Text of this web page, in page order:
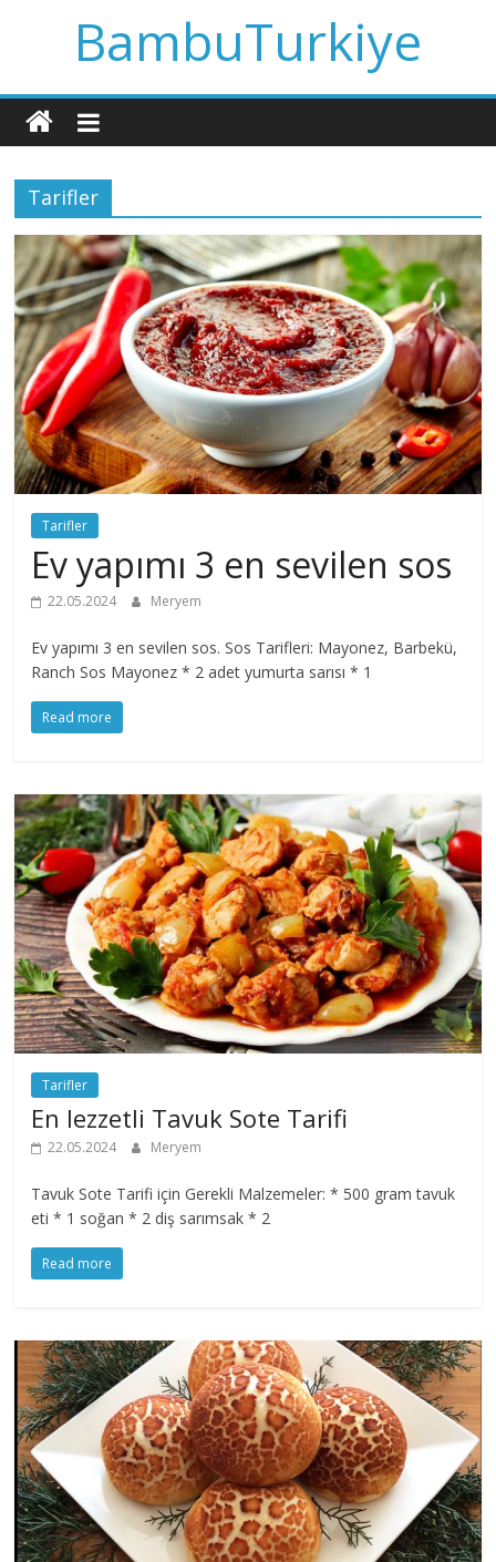
BambuTurkiye
Tarifler
Tarifler
Ev yapımı 3 en sevilen sos
22.05.2024 Meryem
Ev yapımı 3 en sevilen sos. Sos Tarifleri: Mayonez, Barbekü,
Ranch Sos Mayonez * 2 adet yumurta sarısı * 1
Read more
Tarifler
En lezzetli Tavuk Sote Tarifi
22.05.2024 Meryem
Tavuk Sote Tarifi için Gerekli Malzemeler: * 500 gram tavuk
eti * 1 soğan * 2 diş sarımsak * 2
Read more